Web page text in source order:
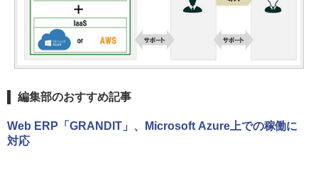
編集部のおすすめ記事
Web ERP「GRANDIT」、Microsoft Azure上での稼働に
対応